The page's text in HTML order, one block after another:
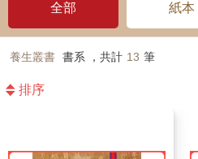
全部 紙本
養生叢書 書系 ，共計 13 筆
排序